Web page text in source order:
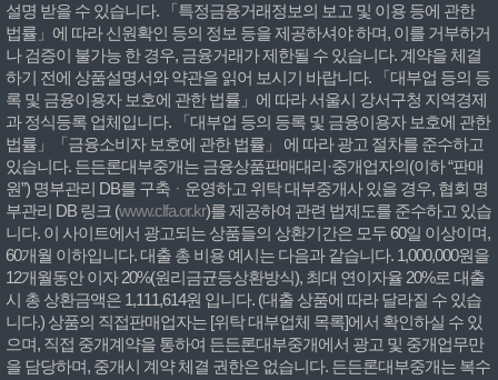
설명 받을 수 있습니다. 「특정금융거래정보의 보고 및 이용 등에 관한
법률」에 따라 신원확인 등의 정보 등을 제공하셔야 하며, 이를 거부하거
나 검증이 불가능 한 경우, 금융거래가 제한될 수 있습니다. 계약을 체결
하기 전에 상품설명서와 약관을 읽어 보시기 바랍니다. 「대부업 등의 등
록 및 금융이용자 보호에 관한 법률」에 따라 서울시 강서구청 지역경제
과 정식등록 업체입니다. 「대부업 등의 등록 및 금융이용자 보호에 관한
법률」「금융소비자 보호에 관한 법률」 에 따라 광고 절차를 준수하고
있습니다. 든든론대부중개는 금융상품판매대리·중개업자의(이하 “판매
원”) 명부관리 DB를 구축ᆞ운영하고 위탁 대부중개사 있을 경우, 협회 명
부관리 DB 링크 (www.clfa.or.kr)를 제공하여 관련 법제도를 준수하고 있습
니다. 이 사이트에서 광고되는 상품들의 상환기간은 모두 60일 이상이며,
60개월 이하입니다. 대출 총 비용 예시는 다음과 같습니다. 1,000,000원을
12개월동안 이자 20%(원리금균등상환방식), 최대 연이자율 20%로 대출
시 총 상환금액은 1,111,614원 입니다. (대출 상품에 따라 달라질 수 있습
니다.) 상품의 직접판매업자는 [위탁 대부업체 목록]에서 확인하실 수 있
으며, 직접 중개계약을 통하여 든든론대부중개에서 광고 및 중개업무만
을 담당하며, 중개시 계약 체결 권한은 없습니다. 든든론대부중개는 복수